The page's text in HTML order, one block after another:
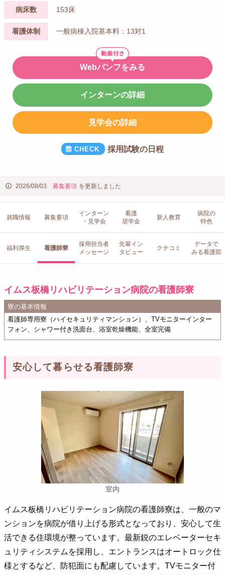
病床数 153床
看護体制 一般病棟入院基本料：13対1
Webパンフをみる
インターンの詳細
見学会の詳細
採用試験の日程
2026/08/03 募集要項 を更新しました
就職情報 募集要項
インターン
・見学会
看護
奨学金
新人教育
病院の
特色
福利厚生 看護師寮
採用担当者
メッセージ
先輩イン
タビュー
クチコミ
データで
みる看護部
イムス板橋リハビリテーション病院の看護師寮
寮の基本情報
看護師専用寮（ハイセキュリティマンション）、TVモニターインター
フォン、シャワー付き洗面台、浴室乾燥機能、全室完備
安心して暮らせる看護師寮
室内
イムス板橋リハビリテーション病院の看護師寮は、一般のマ
ンションを病院が借り上げる形式となっており、安心して生
活できる住環境が整っています。最新鋭のエレベーターセキ
ュリティシステムを採用し、エントランスはオートロック仕
様とするなど、防犯面にも配慮しています。TVモニター付